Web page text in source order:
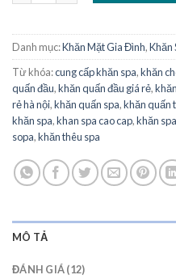
Danh mục:Khăn Mặt Gia Đình,Khăn
Từ khóa:cung cấp khăn spa,khăn
quấn đầu,khăn quấn đầu giá rẻ,
rẻ hà nội,khăn quấn spa,khăn quấn
khăn spa,khan spa cao cap,khăn
sopa,khăn thêu spa
MÔ TẢ
ĐÁNH GIÁ (12)